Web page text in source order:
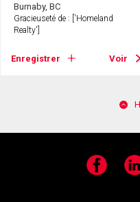
Burnaby, BC
Gracieuseté de : ['Homeland
Realty']
Enregistrer Voir
Facebook